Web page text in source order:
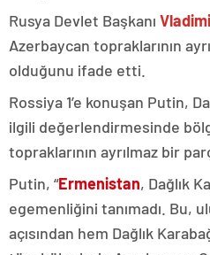
Rusya Devlet Başkanı
Azerbaycan topraklarının
olduğunu ifade etti.
Rossiya 1’e konuşan Putin,
ilgili değerlendirmesinde
topraklarının ayrılmaz bir
Putin, “Ermenistan, Dağlık
egemenliğini tanımadı. Bu,
açısından hem Dağlık